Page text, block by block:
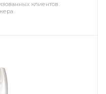
клиентов.